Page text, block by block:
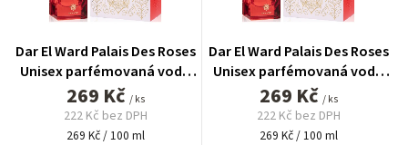
Dar El Ward Palais Des Roses
Unisex parfémovaná voda
100 ml
269 Kč / ks
222 Kč bez DPH
Měrná
269 Kč / 100 ml
Dar El Ward Palais Des Roses
Unisex parfémovaná voda
100 ml
269 Kč / ks
222 Kč bez DPH
Měrná
269 Kč / 100 ml